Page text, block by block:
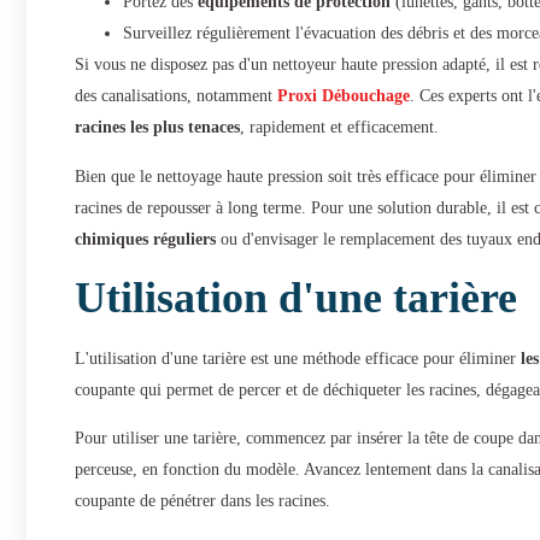
Surveillez régulièrement l'évacuation des débris et des
Si vous ne disposez pas d'un nettoyeur haute pression adapté, il
des canalisations, notamment Proxi Débouchage. Ces experts ont
racines les plus tenaces, rapidement et efficacement.
Bien que le nettoyage haute pression soit très efficace pour
racines de repousser à long terme. Pour une solution durable, il
chimiques réguliers ou d'envisager le remplacement des tuyaux
Utilisation d'une tarière
L'utilisation d'une tarière est une méthode efficace pour éliminer
coupante qui permet de percer et de déchiqueter les racines,
Pour utiliser une tarière, commencez par insérer la tête de coupe
perceuse, en fonction du modèle. Avancez lentement dans la
coupante de pénétrer dans les racines.